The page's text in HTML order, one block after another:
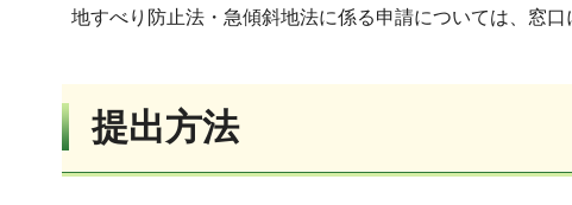
地すべり防止法・急傾斜地法に係る申請については、窓口
提出方法